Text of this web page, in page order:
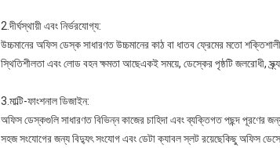
2.দীর্ঘস্থায়ী এবং নির্ভরযোগ্য:
উচ্চমানের অফিস ডেস্ক সাধারণত উচ্চমানের কাঠ বা ধাতব ফ্রেমের মতো
স্থিতিশীলতা এবং লোড বহন ক্ষমতা আছেএকই সময়ে, ডেস্কের পৃষ্ঠটি জলরোধী,
3.মাল্টি-ফাংশনাল ডিজাইন:
অফিস ডেস্কগুলি সাধারণত বিভিন্ন কাজের চাহিদা এবং ব্যক্তিগত পছন্দ
সহজ সংযোগের জন্য বিদ্যুৎ সংযোগ এবং ডেটা ক্যাবল স্লট রয়েছেকিছু অফিস